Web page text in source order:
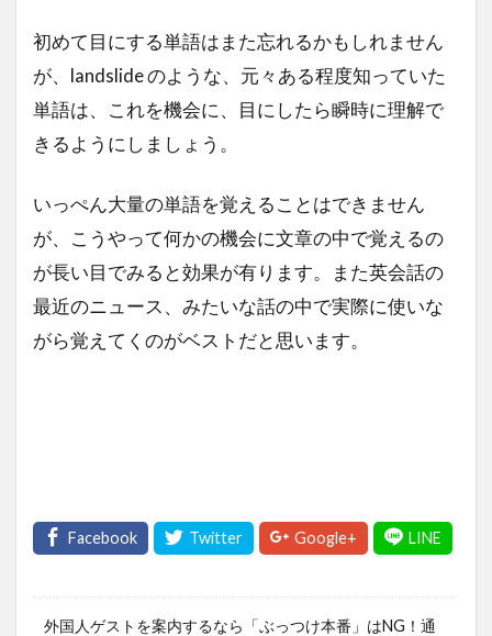
初めて目にする単語はまた忘れるかもしれません
が、landslide のような、元々ある程度知っていた
単語は、これを機会に、目にしたら瞬時に理解で
きるようにしましょう。
いっぺん大量の単語を覚えることはできません
が、こうやって何かの機会に文章の中で覚えるの
が長い目でみると効果が有ります。また英会話の
最近のニュース、みたいな話の中で実際に使いな
がら覚えてくのがベストだと思います。
外国人ゲストを案内するなら「ぶっつけ本番」はNG！通